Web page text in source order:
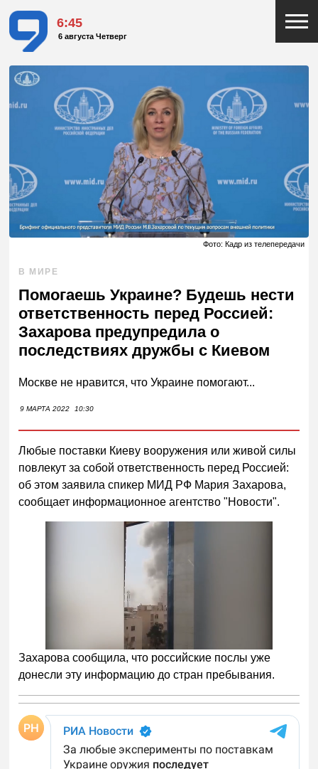
6:45
6 августа Четверг
Фото: Кадр из телепередачи
В МИРЕ
Помогаешь Украине? Будешь нести
ответственность перед Россией:
Захарова предупредила о
последствиях дружбы с Киевом
Москве не нравится, что Украине помогают...
9 МАРТА 2022 10:30
Любые поставки Киеву вооружения или живой силы
повлекут за собой ответственность перед Россией:
об этом заявила спикер МИД РФ Мария Захарова,
сообщает информационное агентство "Новости".
Захарова сообщила, что российские послы уже
донесли эту информацию до стран пребывания.